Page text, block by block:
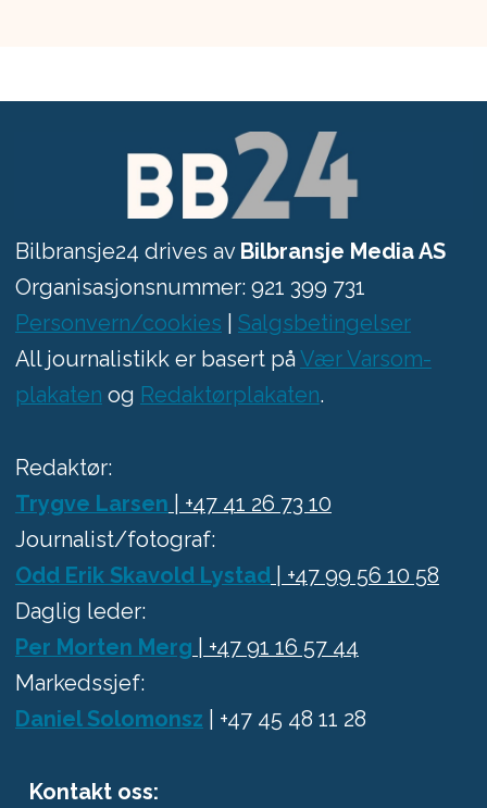
Bilbransje24 drives av Bilbransje Media AS
Organisasjonsnummer: 921 399 731
Personvern/cookies
Salgsbetingelser
All journalistikk er basert på Vær Varsom-
plakaten og Redaktørplakaten.
Redaktør:
Trygve Larsen | +47 41 26 73 10
Journalist/fotograf:
Odd Erik Skavold Lystad| +47 99 56 10 58
Daglig leder:
Per Morten Merg | +47 91 16 57 44
Markedssjef:
Daniel Solomonsz | +47 45 48 11 28
Kontakt oss: